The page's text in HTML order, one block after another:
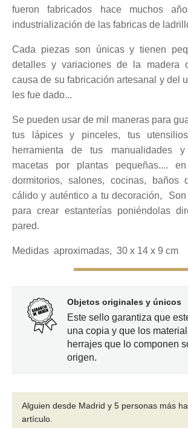
era:
30,00€.
es:
24,00€.
fueron fabricados hace muchos
industrialización de las fabricas de
Cada piezas son únicas y tienen
detalles y variaciones de la madera
causa de su fabricación artesanal y del
les fue dado...
Se pueden usar de mil maneras para
tus lápices y pinceles, tus
herramienta de tus manualidades
macetas por plantas pequeñas....
dormitorios, salones, cocinas, baños
cálido y auténtico a tu decoración,
para crear estanterías poniéndolas
pared.
Medidas aproximadas, 30 x 14 x 9 cm
Objetos originales y únicos
Este sello garantiza que
una copia y que los
herrajes que lo componen
origen.
Alguien desde Madrid y 5 personas más
artículo.